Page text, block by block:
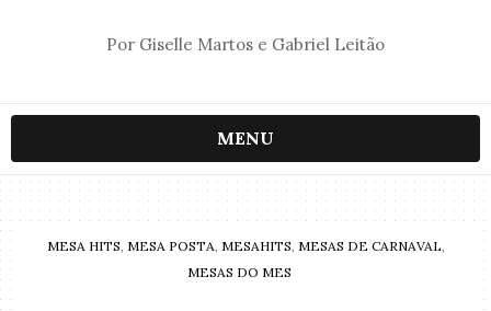
Por Giselle Martos e Gabriel Leitão
MENU
MESA HITS, MESA POSTA, MESAHITS, MESAS DE CARNAVAL,
MESAS DO MES